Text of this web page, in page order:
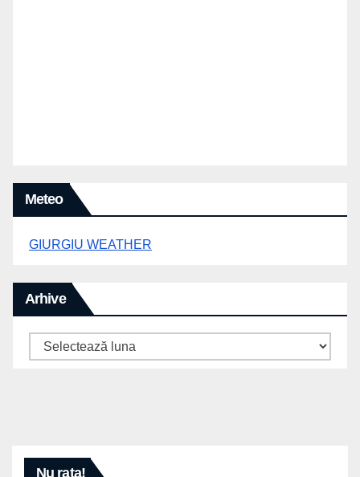
Meteo
GIURGIU WEATHER
Arhive
Arhive
Nu rata!